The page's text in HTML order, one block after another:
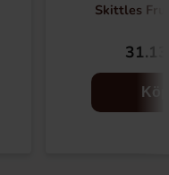
Skittles
Köp